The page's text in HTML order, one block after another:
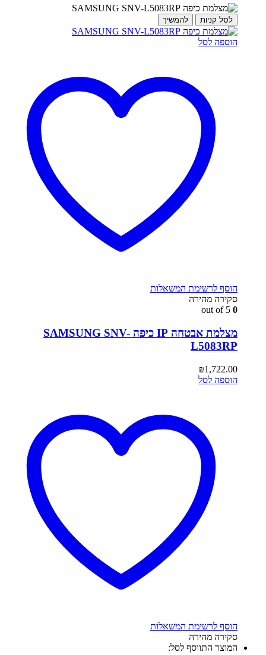
לסל קניות להמשיך
הוספה לסל
הוסף לרשימת המשאלות
סקירה מהירה
0
מצלמת אבטחה IP כיפה SAMSUNG SNV-
L5083RP
₪1,722.00
הוספה לסל
הוסף לרשימת המשאלות
סקירה מהירה
המוצר התווסף לסל: